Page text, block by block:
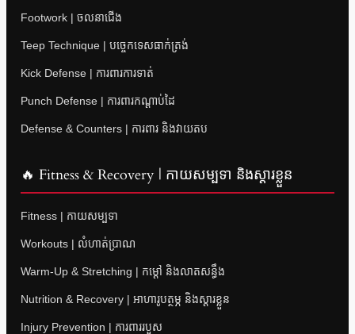
Footwork | ចលនាជើង
Teep Technique | បច្ចេកទេសធាក់ត្រង់
Kick Defense | ការពារការទាត់
Punch Defense | ការពារកណ្តាប់ដៃ
Defense & Counters | ការពារ និងវាយតប
🔥 Fitness & Recovery | កាយសម្បទា និងស្តារខ្លួន
Fitness | កាយសម្បទា
Workouts | លំហាត់ប្រាណ
Warm-Up & Stretching | កម្តៅ និងលាតសន្ធឹង
Nutrition & Recovery | អាហារូបត្ថម្ភ និងស្តារខ្លួន
Injury Prevention | ការពាររបួស